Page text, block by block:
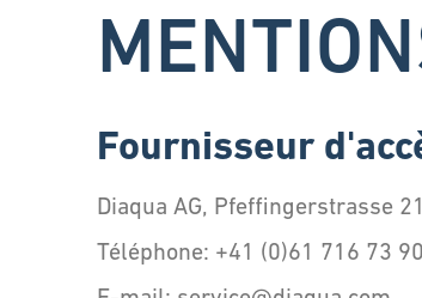
Fournisseur
Diaqua AG, Pfeffingerstrasse
Téléphone: +41 (0)61 716 73 90